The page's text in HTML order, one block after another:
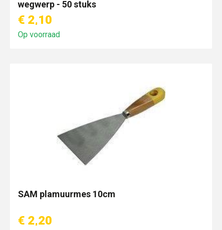
wegwerp - 50 stuks
€ 2,10
Op voorraad
SAM plamuurmes 10cm
€ 2,20